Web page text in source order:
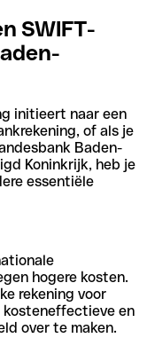
SWIFT-
initieert naar een
of als je
Baden-
Koninkrijk, heb je
essentiële
hogere kosten.
rekening voor
en
over te maken.